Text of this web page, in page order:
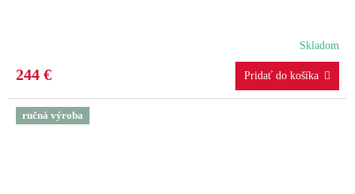
R
M
Skladom
244 €
ručná výroba